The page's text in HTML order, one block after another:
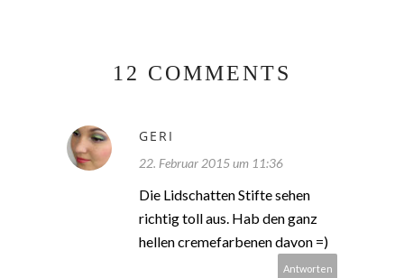
12 COMMENTS
GERI
22. Februar 2015 um 11:36
Die Lidschatten Stifte sehen
richtig toll aus. Hab den ganz
hellen cremefarbenen davon =)
Antworten